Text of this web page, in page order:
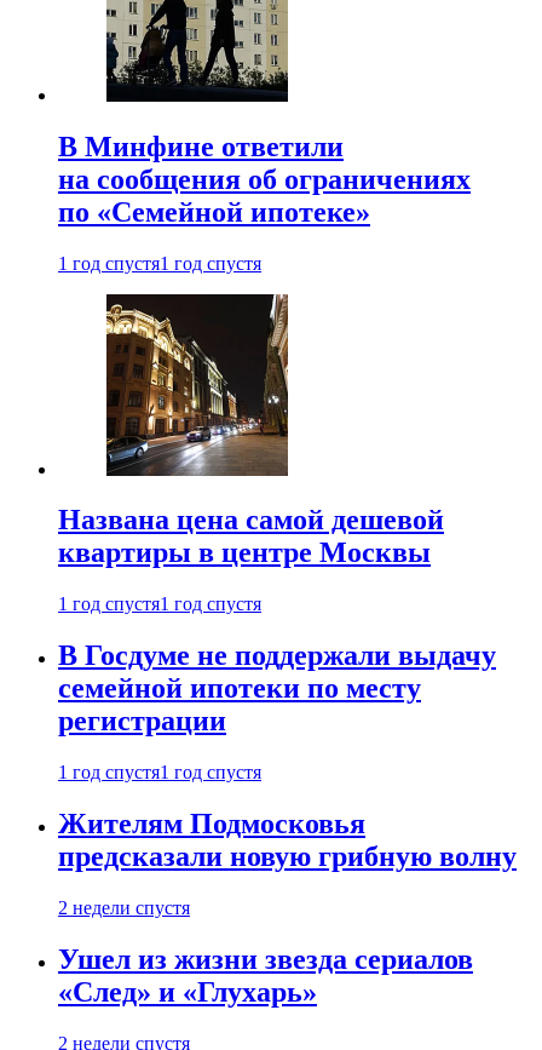
В Минфине ответили
на сообщения об ограничениях
по «Семейной ипотеке»
1 год спустя1 год спустя
Названа цена самой дешевой
квартиры в центре Москвы
1 год спустя1 год спустя
В Госдуме не поддержали выдачу
семейной ипотеки по месту
регистрации
1 год спустя1 год спустя
Жителям Подмосковья
предсказали новую грибную волну
2 недели спустя
Ушел из жизни звезда сериалов
«След» и «Глухарь»
2 недели спустя